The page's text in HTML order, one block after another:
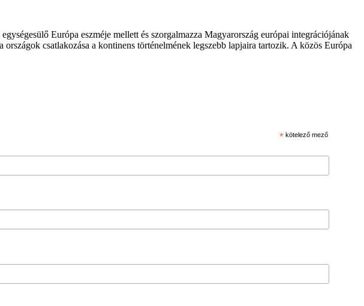
Európa eszméje mellett és szorgalmazza Magyarország európai integrációjának
csatlakozása a kontinens történelmének legszebb lapjaira tartozik. A közös Európa
* kötelező mező